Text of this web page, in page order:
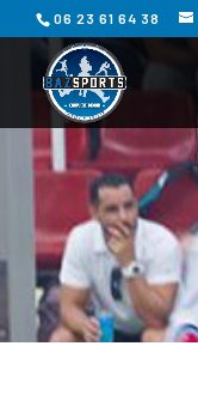
06 23 61 64 38